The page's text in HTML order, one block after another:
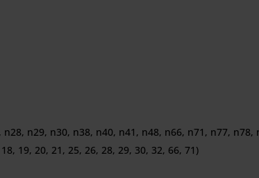
n29, n30, n38, n40, n41, n48, n66, n71, n77, n78,
19, 20, 21, 25, 26, 28, 29, 30, 32, 66, 71)